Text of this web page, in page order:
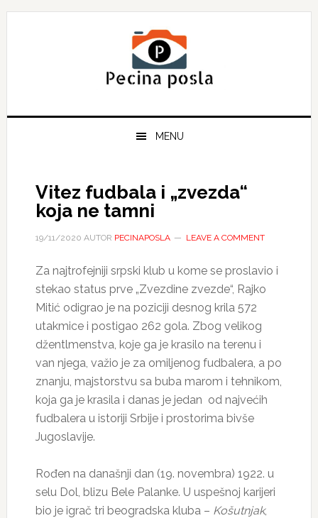
Skip
Skip
Skip
MENU
Vitez fudbala i „zvezda“
koja ne tamni
19/11/2020 AUTOR PECINAPOSLA LEAVE A COMMENT
Za najtrofejniji srpski klub u kome se proslavio i
stekao status prve „Zvezdine zvezde“, Rajko
Mitić odigrao je na poziciji desnоg krila 572
utakmice i postigao 262 gola. Zbog velikog
džentlmenstva, koje ga je krasilo na terenu i
van njega, važio je za omiljenog fudbalera, a po
znanju, majstorstvu sa buba marom i tehnikom,
koja ga je krasila i danas je jedan od najvećih
fudbalera u istoriji Srbije i prostorima bivše
Jugoslavije.
Rođen na današnji dan (19. novembra) 1922. u
selu Dol, blizu Bele Palanke. U uspešnoj karijeri
bio je igrač tri beogradska kluba – Košutnjak,